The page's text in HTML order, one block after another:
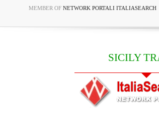
MEMBER OF NETWORK PORTALI ITALIASEARCH
SICILY